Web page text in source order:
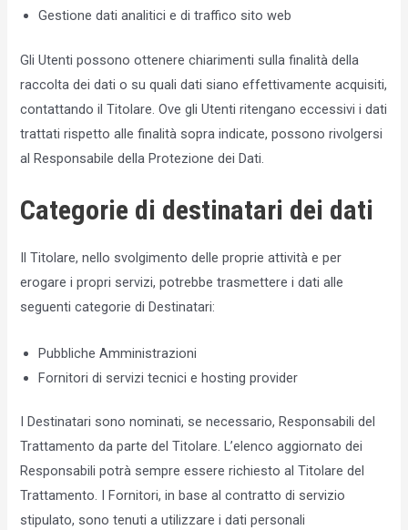
Gestione dati analitici e di traffico sito web
Gli Utenti possono ottenere chiarimenti sulla finalità della
raccolta dei dati o su quali dati siano effettivamente acquisiti,
contattando il Titolare. Ove gli Utenti ritengano eccessivi i dati
trattati rispetto alle finalità sopra indicate, possono rivolgersi
al Responsabile della Protezione dei Dati.
Categorie di destinatari dei dati
Il Titolare, nello svolgimento delle proprie attività e per
erogare i propri servizi, potrebbe trasmettere i dati alle
seguenti categorie di Destinatari:
Pubbliche Amministrazioni
Fornitori di servizi tecnici e hosting provider
I Destinatari sono nominati, se necessario, Responsabili del
Trattamento da parte del Titolare. L’elenco aggiornato dei
Responsabili potrà sempre essere richiesto al Titolare del
Trattamento. I Fornitori, in base al contratto di servizio
stipulato, sono tenuti a utilizzare i dati personali